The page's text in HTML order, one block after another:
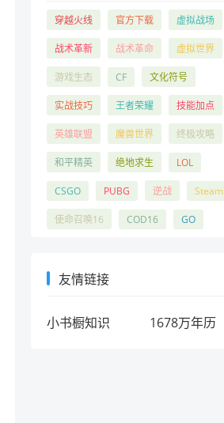
穿越火线 官方下载 虚拟战场
战术革新 战术革命 虚拟世界
游戏生态 CF 文化符号
实战技巧 王者荣耀 技能加点
英雄联盟 魔兽世界 终极攻略
和平精英 绝地求生 LOL
CSGO PUBG 逆战 Steam
使命召唤16 COD16 GO
友情链接
小书橱知识 1678万年历